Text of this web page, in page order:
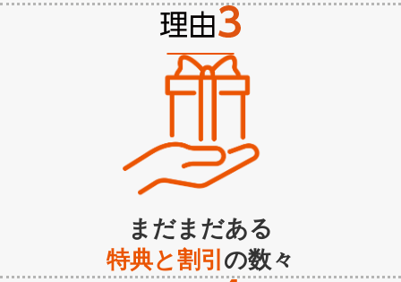
まだまだある
特典と割引 の数々